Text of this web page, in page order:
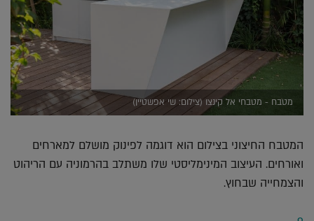
מטבח - מטבחי אל קינצו (צילום: שי אפשטיין)
המטבח החיצוני בצילום הוא דוגמה לפינוק מושלם למארחים
ואורחים. העיצוב המינימליסטי שלו משתלב בהרמוניה עם הריהוט
והצמחייה שבחוץ.